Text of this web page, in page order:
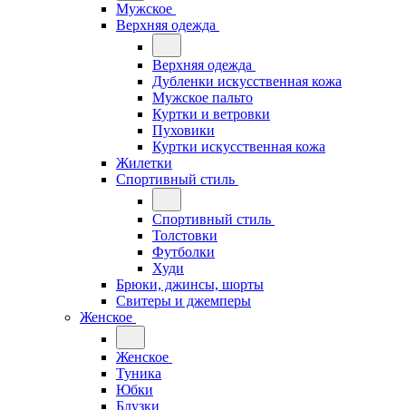
Мужское
Верхняя одежда
Верхняя одежда
Дубленки искусственная кожа
Мужское пальто
Куртки и ветровки
Пуховики
Куртки искусственная кожа
Жилетки
Спортивный стиль
Спортивный стиль
Толстовки
Футболки
Худи
Брюки, джинсы, шорты
Свитеры и джемперы
Женское
Женское
Туника
Юбки
Блузки